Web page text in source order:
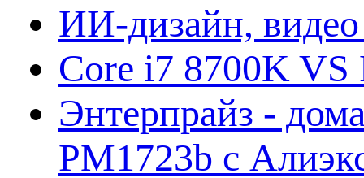
ИИ-дизайн,
Core i7 8700K VS
Энтерпрайз -
PM1723b с